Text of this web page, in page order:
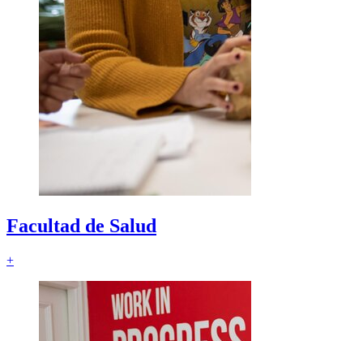
Facultad de Salud
+